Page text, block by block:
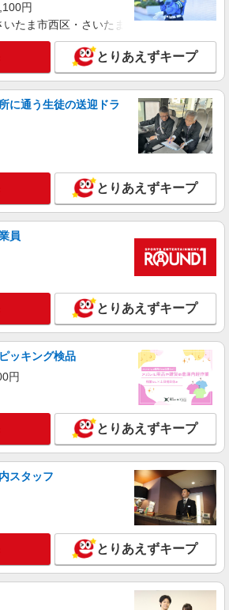
市＊グループホームSTAFF＊生活のサポ
務を担当
給1350円〜2062円 ＜日払い有/週払い有/交
備前市 西片上駅周辺
詳細を見る
市｜サ高住STAFF＊落ち着いた雰囲気で
りお仕事♪
時給1350円〜2062円 ＜日払い有/週払い有/交
詳細を見る
市｜シニア向けマンションでの生活サポー
給1350円〜2062円 ＜日払い有/週払い有/交
支給(ガソリン代含む)＞
前市 西片上駅周辺
詳細を見る
市｜サ高住STAFF＊落ち着いた雰囲気で
たりお仕事♪
時給1350円〜2062円 ＜日払い有/週払い有/交
円
たま市西区・さいたま市岩槻区・久喜市・
とりあえずキープ
に通う生徒の送迎ドラ
とりあえずキープ
員
とりあえずキープ
ッキング検品
円
とりあえずキープ
スタッフ
とりあえずキープ